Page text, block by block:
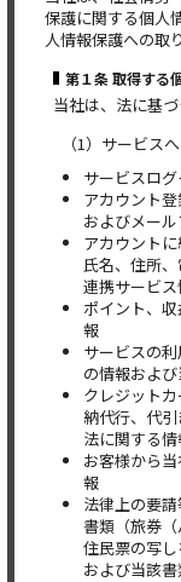
保護に関する個人
人情報保護への取
第１条 取得する
当社は、法に基
（1）サービス
サービスロ
アカウント
およびメー
アカウント
氏名、住所
連携サービ
ポイント、
報
サービスの
の情報およ
クレジット
納代行、代
法に関する
お客様から
報
法律上の要
書類（旅券（
住民票の写し
および当該